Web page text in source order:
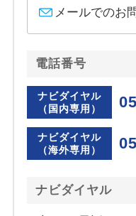
メールでのお
電話番号
ナビダイヤル
（国内専用）
ナビダイヤル
（海外専用）
ナビダイヤル